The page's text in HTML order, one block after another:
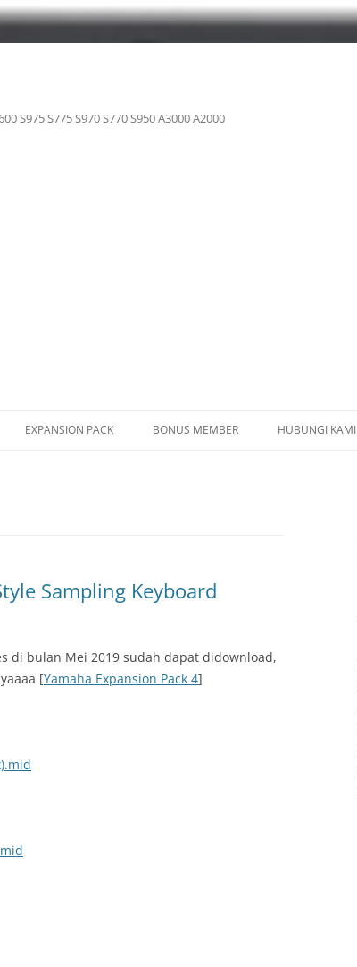
S975 S775 S970 S770 S950 A3000 A2000
EXPANSION PACK BONUS MEMBER HUBUNGI KAMI
Sampling Keyboard
di bulan Mei 2019 sudah dapat didownload,
[Yamaha Expansion Pack 4]